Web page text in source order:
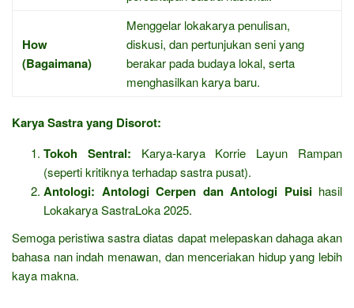
How
(Bagaimana)
Menggelar lokakarya penulisan,
diskusi, dan pertunjukan seni yang
berakar pada budaya lokal, serta
menghasilkan karya baru.
Karya Sastra yang Disorot:
Tokoh Sentral: Karya-karya Korrie Layun Rampan
(seperti kritiknya terhadap sastra pusat).
Antologi: Antologi Cerpen dan Antologi Puisihasil
Lokakarya SastraLoka 2025.
Semoga peristiwa sastra diatas dapat melepaskan dahaga akan
bahasa nan indah menawan, dan menceriakan hidup yang lebih
kaya makna.